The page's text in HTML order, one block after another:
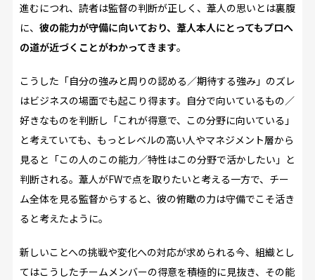
進むにつれ、読者は監督の判断が正しく、葦人の思いとは裏腹
に、 彼の能力が守備に向いており、葦人本人にとってもプロへ
の道が近づくことがわかってきます。
こうした「自分の強みと周りの認める／期待する強み」のズレ
はビジネスの場面でも起こり得ます。自分で向いているもの／
好きなものを判断し「これが得意で、この分野に向いている」
と考えていても、もっとレベルの高い人やマネジメント層から
見ると「この人のこの能力／特性はこの分野で活かしたい」と
判断される。葦人がFWで点を取りたいと考える一方で、チー
ム全体を見る監督からすると、彼の俯瞰の力は守備でこそ活き
ると考えたように。
新しいことへの挑戦や変化への対応が求められる今、組織とし
てはこうしたチームメンバーの得意を積極的に見抜き、その能